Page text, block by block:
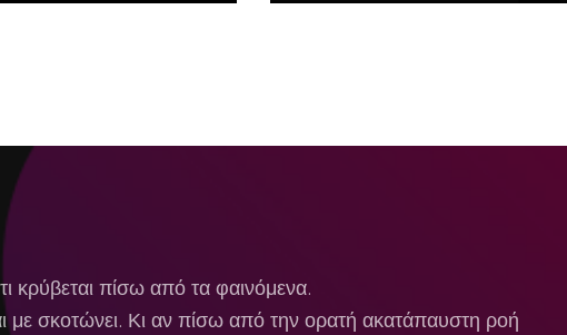
κρύβεται πίσω από τα φαινόμενα.
με σκοτώνει. Κι αν πίσω από την ορατή ακατάπαυστη ροή